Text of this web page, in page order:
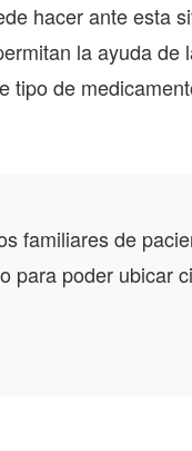
hacer ante esta
la ayuda
tipo de
familiares de
para poder ubicar